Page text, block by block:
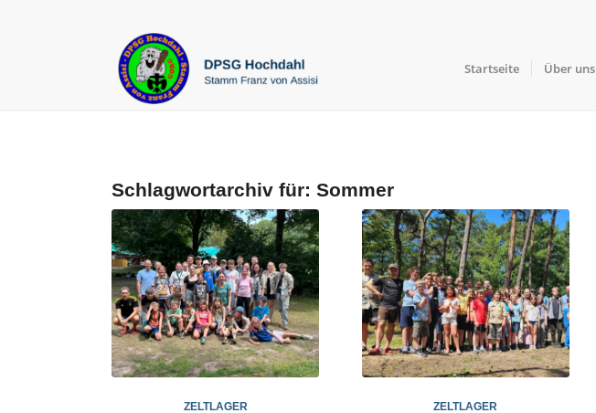
Startseite Über uns
Schlagwortarchiv für: Sommer
ZELTLAGER ZELTLAGER